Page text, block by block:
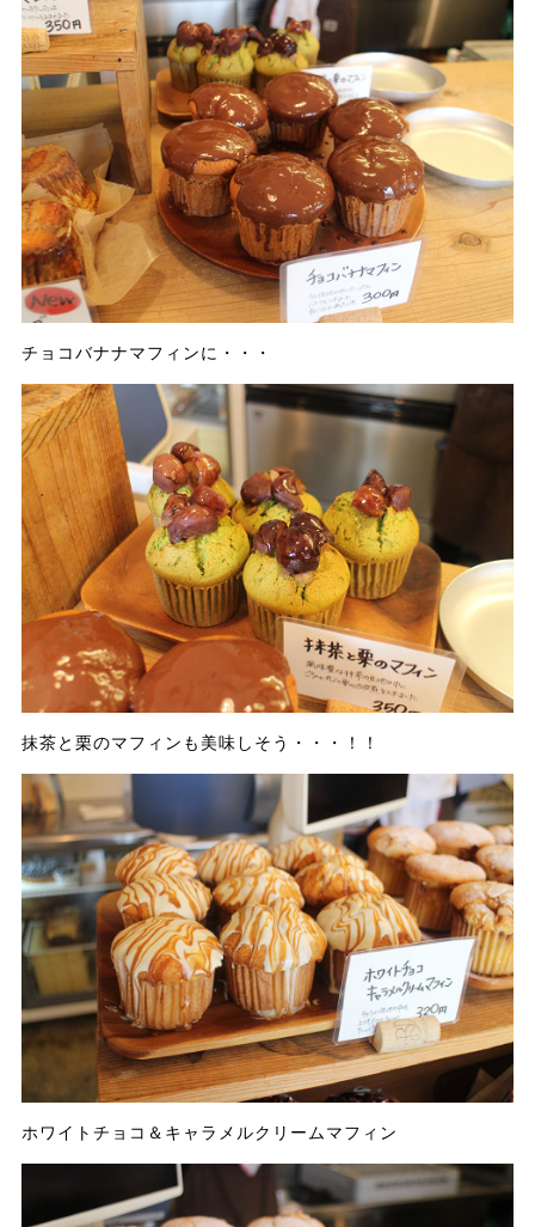
チョコバナナマフィンに・・・
抹茶と栗のマフィンも美味しそう・・・！！
ホワイトチョコ＆キャラメルクリームマフィン